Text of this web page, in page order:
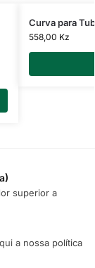
Curva para
558,00 Kz
superior a
a nossa política